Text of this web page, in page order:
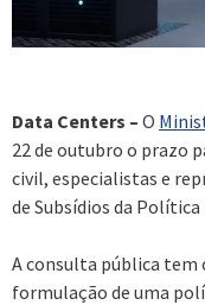
Data Centers – O
22 de outubro o prazo
civil, especialistas e
de Subsídios da
A consulta pública tem
formulação de uma